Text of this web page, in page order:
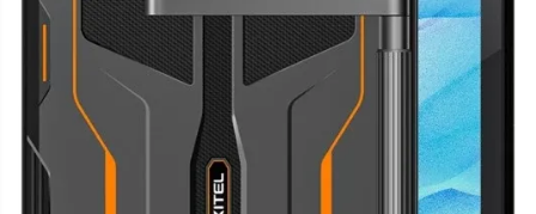
Telefoane mobile Ulefone
Telefoane mobile Unihertz
Telefoane mobile Cubot
Telefoane mobile Blackview
Telefoane mobile OSCAL
Telefoane mobile Fossibot